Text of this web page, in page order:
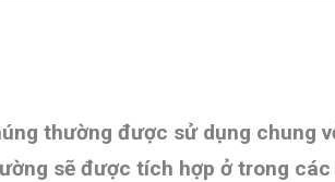
thường được sử dụng chung
sẽ được tích hợp ở trong